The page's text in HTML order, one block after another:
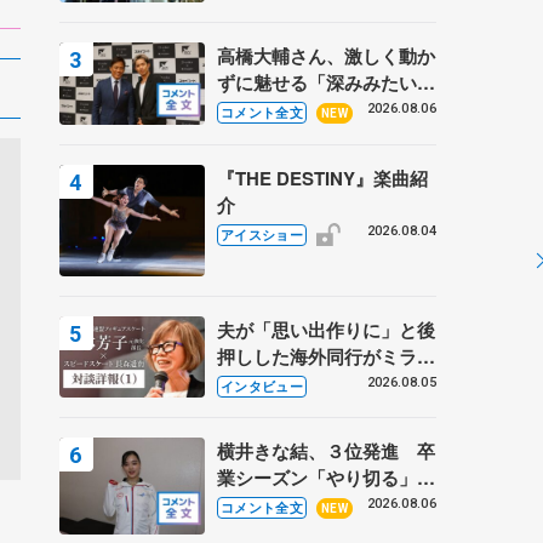
高橋大輔さん、激しく動か
ずに魅せる「深みみたいな
ものは出てきている？」
あい
コメント全文 NEW 2026.08.06
『THE DESTINY』楽曲紹
介
アイスショー 2026.08.04
夫が「思い出作りに」と後
押しした海外同行がミラノ
まで… 繁華街のリンクで
に 小林芳子さんが振り返
るスケート人生
インタビュー 2026.08.05
横井きな結、３位発進 卒
業シーズン「やり切る」
【みなとアクルス杯SP】
コメント全文 NEW 2026.08.06